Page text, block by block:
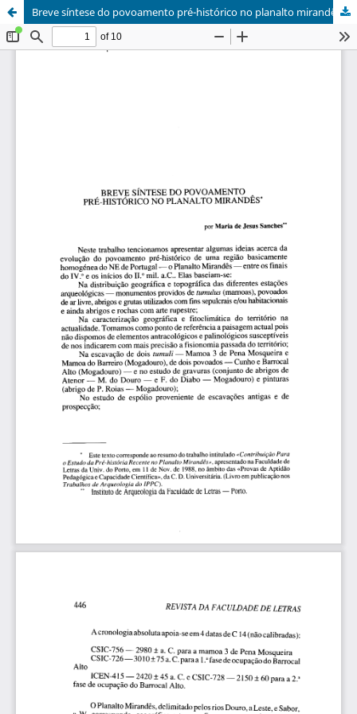
Breve síntese do povoamento pré-histórico no planalto mirandês